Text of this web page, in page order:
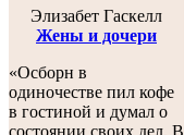
Элизабет Гаскелл
Жены и дочери
«Осборн в
одиночестве пил кофе
в гостиной и думал о
состоянии своих дел. В